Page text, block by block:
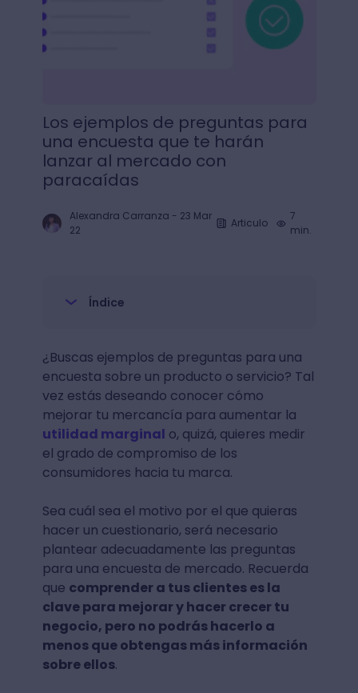
Los ejemplos de preguntas para
una encuesta que te harán
lanzar al mercado con
paracaídas
Alexandra Carranza - 23 Mar
22
Articulo
7
min.
Índice
¿Buscas ejemplos de preguntas para una
encuesta sobre un producto o servicio? Tal
vez estás deseando conocer cómo
mejorar tu mercancía para aumentar la
utilidad marginal o, quizá, quieres medir
el grado de compromiso de los
consumidores hacia tu marca.
Sea cuál sea el motivo por el que quieras
hacer un cuestionario, será necesario
plantear adecuadamente las preguntas
para una encuesta de mercado. Recuerda
que comprender a tus clientes es la
clave para mejorar y hacer crecer tu
negocio, pero no podrás hacerlo a
menos que obtengas más información
sobre ellos.